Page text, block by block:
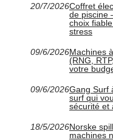
20/7/2026Coffret
de piscine
choix
stress
09/6/2026Machines
(RNG,
votre
09/6/2026Gang Surf
surf qui
sécurité et
18/5/2026Norske
machines